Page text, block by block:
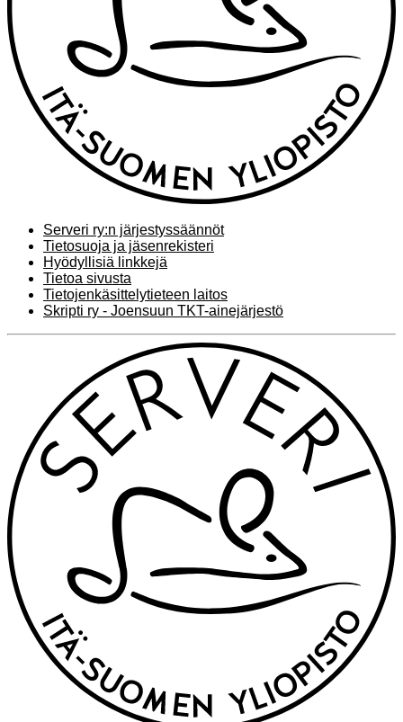
Serveri ry:n järjestyssäännöt
Tietosuoja ja jäsenrekisteri
Hyödyllisiä linkkejä
Tietoa sivusta
Tietojenkäsittelytieteen laitos
Skripti ry - Joensuun TKT-ainejärjestö